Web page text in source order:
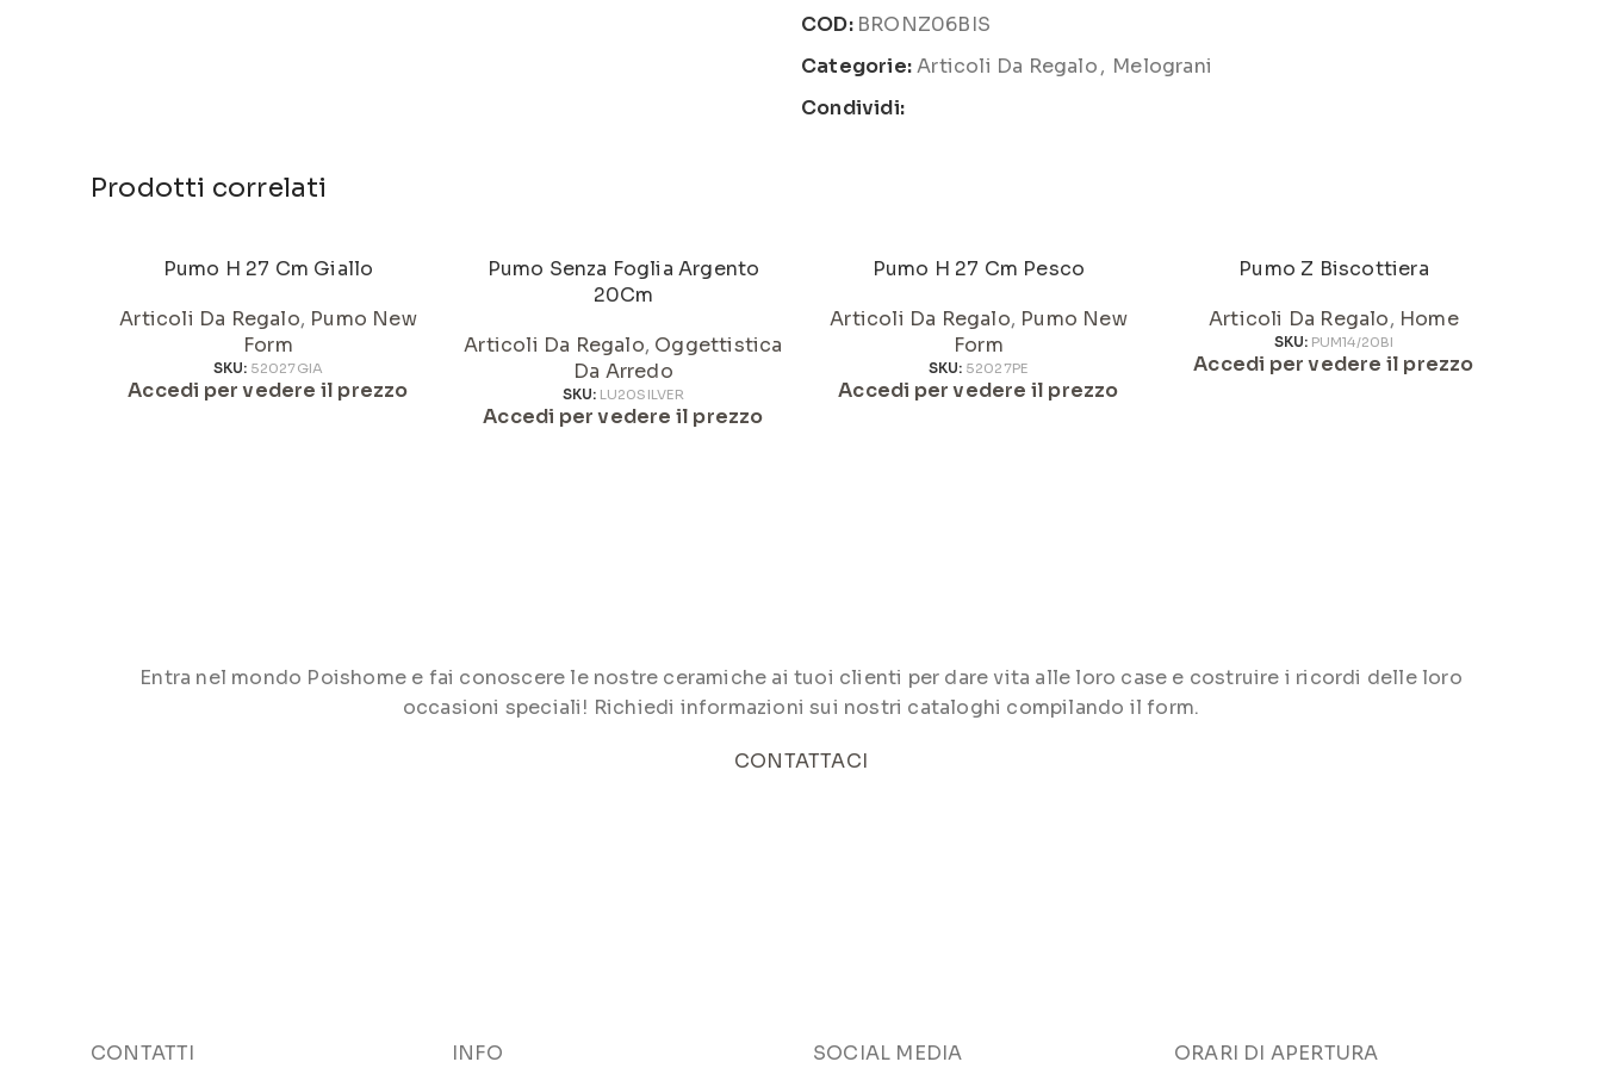
COD: BRONZ06BIS
Categorie: Articoli Da Regalo, Melograni
Condividi:
Prodotti correlati
Pumo H 27 Cm Giallo
Articoli Da Regalo, Pumo New
Form
SKU: 52027GIA
Accedi per vedere il prezzo
Pumo Senza Foglia Argento
20Cm
Articoli Da Regalo, Oggettistica
Da Arredo
SKU: LU20SILVER
Accedi per vedere il prezzo
Pumo H 27 Cm Pesco
Articoli Da Regalo, Pumo New
Form
SKU: 52027PE
Accedi per vedere il prezzo
Pumo Z Biscottiera
Articoli Da Regalo, Home
SKU: PUM14/20BI
Accedi per vedere il prezzo
Entra nel mondo Poishome e fai conoscere le nostre ceramiche ai tuoi clienti per dare vita alle loro case e costruire i ricordi delle loro
occasioni speciali! Richiedi informazioni sui nostri cataloghi compilando il form.
CONTATTACI
CONTATTI INFO SOCIAL MEDIA ORARI DI APERTURA